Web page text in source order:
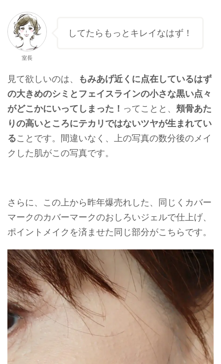
室長
してたらもっとキレイなはず！
見て欲しいのは、
もみあげ近くに点在しているはず
の大きめのシミとフェイスラインの小さな黒い点々
がどこかにいってしまった！ ってことと、 頬骨あた
りの高いところにテカリではないツヤが生まれてい
ることです。間違いなく、上の写真の数分後のメイ
クした肌がこの写真です。
さらに、この上から昨年爆売れした、同じくカバー
マークのカバーマークのおしろいジェルで仕上げ、
ポイントメイクを済ませた同じ部分がこちらです。